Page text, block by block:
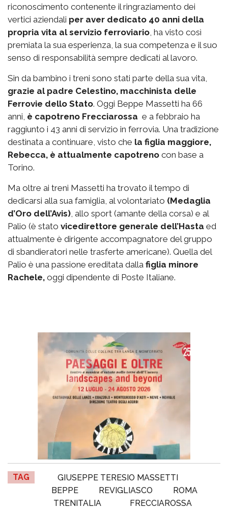
riconoscimento contenente il ringraziamento dei
vertici aziendali per aver dedicato 40 anni della
propria vita al servizio ferroviario, ha visto così
premiata la sua esperienza, la sua competenza e il suo
senso di responsabilità sempre dedicati al lavoro.
Sin da bambino i treni sono stati parte della sua vita,
grazie al padre Celestino, macchinista delle
Ferrovie dello Stato. Oggi Beppe Massetti ha 66
anni, è capotreno Frecciarossa e a febbraio ha
raggiunto i 43 anni di servizio in ferrovia. Una tradizione
destinata a continuare, visto che la figlia maggiore,
Rebecca, è attualmente capotreno con base a
Torino.
Ma oltre ai treni Massetti ha trovato il tempo di
dedicarsi alla sua famiglia, al volontariato (Medaglia
d’Oro dell’Avis), allo sport (amante della corsa) e al
Palio (è stato vicedirettore generale dell’Hasta ed
attualmente è dirigente accompagnatore del gruppo
di sbandieratori nelle trasferte americane). Quella del
Palio è una passione ereditata dalla figlia minore
Rachele, oggi dipendente di Poste Italiane.
TAG
GIUSEPPE TERESIO MASSETTI
BEPPE
REVIGLIASCO
ROMA
TRENITALIA
FRECCIAROSSA